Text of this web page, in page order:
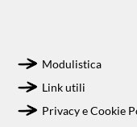
Modulistica
Link utili
Privacy e Cookie